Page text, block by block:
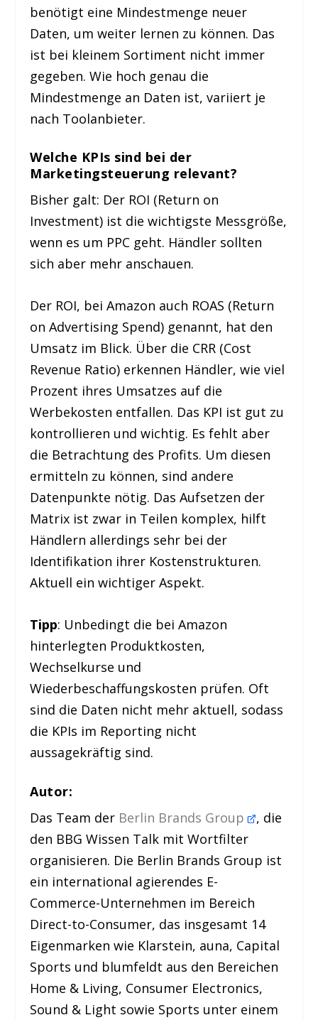
benötigt eine Mindestmenge neuer
Daten, um weiter lernen zu können. Das
ist bei kleinem Sortiment nicht immer
gegeben. Wie hoch genau die
Mindestmenge an Daten ist, variiert je
nach Toolanbieter.
Welche KPIs sind bei der
Marketingsteuerung relevant?
Bisher galt: Der ROI (Return on
Investment) ist die wichtigste Messgröße,
wenn es um PPC geht. Händler sollten
sich aber mehr anschauen.
Der ROI, bei Amazon auch ROAS (Return
on Advertising Spend) genannt, hat den
Umsatz im Blick. Über die CRR (Cost
Revenue Ratio) erkennen Händler, wie viel
Prozent ihres Umsatzes auf die
Werbekosten entfallen. Das KPI ist gut zu
kontrollieren und wichtig. Es fehlt aber
die Betrachtung des Profits. Um diesen
ermitteln zu können, sind andere
Datenpunkte nötig. Das Aufsetzen der
Matrix ist zwar in Teilen komplex, hilft
Händlern allerdings sehr bei der
Identifikation ihrer Kostenstrukturen.
Aktuell ein wichtiger Aspekt.
Tipp: Unbedingt die bei Amazon
hinterlegten Produktkosten,
Wechselkurse und
Wiederbeschaffungskosten prüfen. Oft
sind die Daten nicht mehr aktuell, sodass
die KPIs im Reporting nicht
aussagekräftig sind.
Autor:
Das Team der Berlin Brands Group , die
den BBG Wissen Talk mit Wortfilter
organisieren. Die Berlin Brands Group ist
ein international agierendes E-
Commerce-Unternehmen im Bereich
Direct-to-Consumer, das insgesamt 14
Eigenmarken wie Klarstein, auna, Capital
Sports und blumfeldt aus den Bereichen
Home & Living, Consumer Electronics,
Sound & Light sowie Sports unter einem